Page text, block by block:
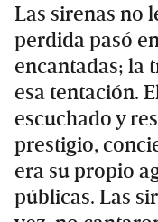
Las sirenas no
perdida pasó
encantadas; la
esa tentación.
escuchado y
prestigio,
era su propio
públicas. Las